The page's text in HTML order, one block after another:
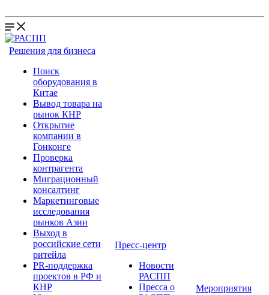
Решения для бизнеса
Поиск
оборудования в
Китае
Вывод товара на
рынок КНР
Открытие
компании в
Гонконге
Проверка
контрагента
Миграционный
консалтинг
Маркетинговые
исследования
рынков Азии
Выход в
российские сети
ритейла
PR-поддержка
проектов в РФ и
КНР
Пресс-центр
Новости
РАСПП
Пресса о
Мероприятия